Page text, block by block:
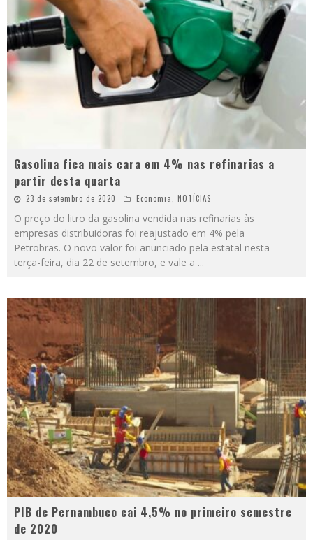
Gasolina fica mais cara em 4% nas refinarias a
partir desta quarta
23 de setembro de 2020 Economia NOTÍCIAS
O preço do litro da gasolina vendida nas refinarias às
empresas distribuidoras foi reajustado em 4% pela
Petrobras. O novo valor foi anunciado pela estatal nesta
terça-feira, dia 22 de setembro, e vale a ...
PIB de Pernambuco cai 4,5% no primeiro semestre
de 2020